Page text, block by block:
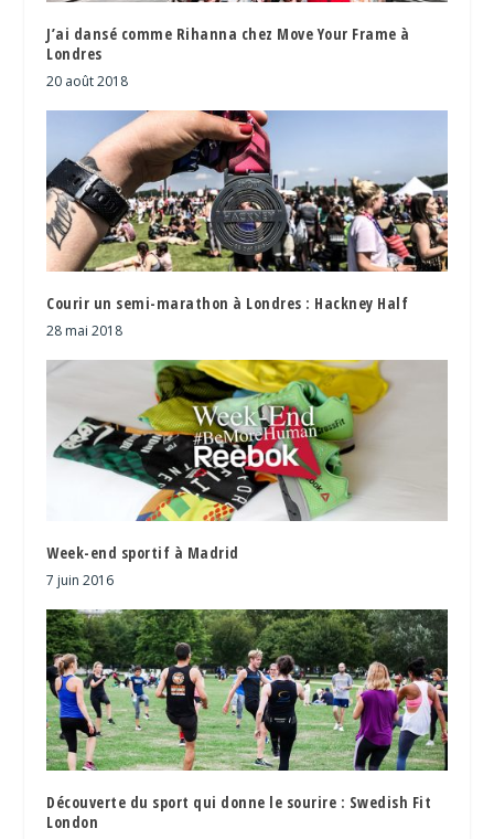
J’ai dansé comme Rihanna chez Move Your Frame à
Londres
20 août 2018
Courir un semi-marathon à Londres : Hackney Half
28 mai 2018
Week-end sportif à Madrid
7 juin 2016
Découverte du sport qui donne le sourire : Swedish Fit
London